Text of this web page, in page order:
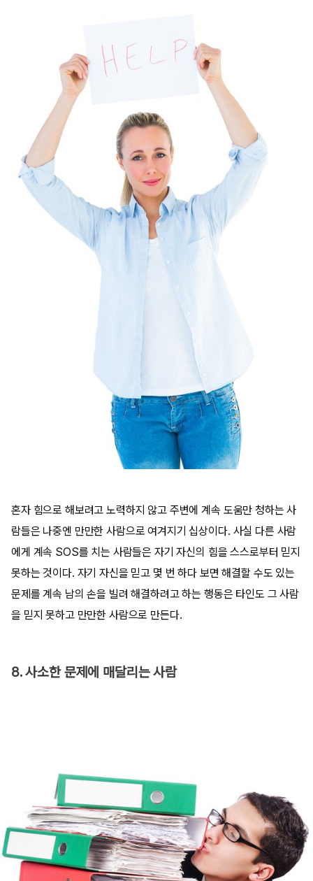
혼자 힘으로 해보려고 노력하지 않고 주변에 계속 도움만 청하는 사
람들은 나중엔 만만한 사람으로 여겨지기 십상이다. 사실 다른 사람
에게 계속 SOS를 치는 사람들은 자기 자신의 힘을 스스로부터 믿지
못하는 것이다. 자기 자신을 믿고 몇 번 하다 보면 해결할 수도 있는
문제를 계속 남의 손을 빌려 해결하려고 하는 행동은 타인도 그 사람
을 믿지 못하고 만만한 사람으로 만든다.
8. 사소한 문제에 매달리는 사람